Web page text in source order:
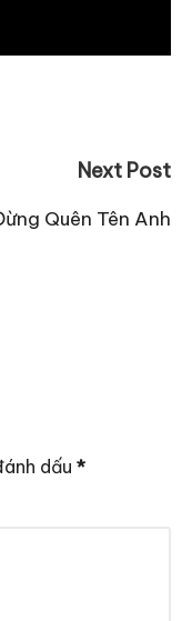
Next Post
Quên Tên Anh
dấu*